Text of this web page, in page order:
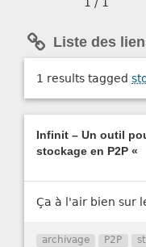
Liste des
1 results tagged
Infinit – Un outil
stockage en P2P «
Ça à l'air bien sur
archivage P2P